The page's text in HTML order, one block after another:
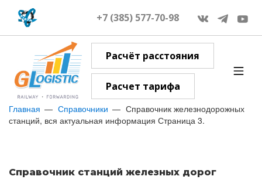
+7 (385) 577-70-98
Расчёт расстояния
Расчет тарифа
Главная Справочники
Справочник железнодорожных
станций, вся актуальная информация Страница 3.
Справочник станций железных дорог